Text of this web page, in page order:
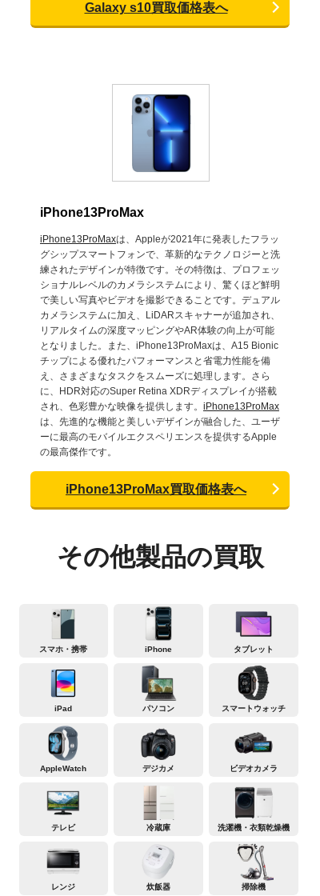
Galaxy s10買取価格表へ
iPhone13ProMax
iPhone13ProMaxは、Appleが2021年に発表したフラッ
グシップスマートフォンで、革新的なテクノロジーと洗
練されたデザインが特徴です。その特徴は、プロフェッ
ショナルレベルのカメラシステムにより、驚くほど鮮明
で美しい写真やビデオを撮影できることです。デュアル
カメラシステムに加え、LiDARスキャナーが追加され、
リアルタイムの深度マッピングやAR体験の向上が可能
となりました。また、iPhone13ProMaxは、A15 Bionic
チップによる優れたパフォーマンスと省電力性能を備
え、さまざまなタスクをスムーズに処理します。さら
に、HDR対応のSuper Retina XDRディスプレイが搭載
され、色彩豊かな映像を提供します。 iPhone13ProMax
は、先進的な機能と美しいデザインが融合した、ユーザ
ーに最高のモバイルエクスペリエンスを提供するApple
の最高傑作です。
iPhone13ProMax買取価格表へ
その他製品の買取
スマホ・携帯 iPhone タブレット
iPad パソコン スマートウォッチ
AppleWatch デジカメ ビデオカメラ
テレビ 冷蔵庫 洗濯機・衣類乾燥機
レンジ 炊飯器 掃除機